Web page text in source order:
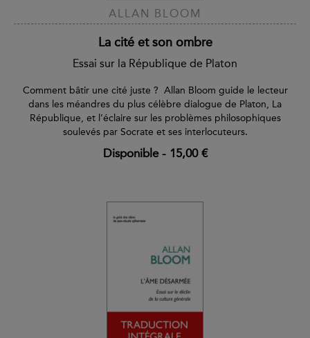
ALLAN BLOOM
La cité et son ombre
Essai sur la République de Platon
Comment bâtir une cité juste ? Allan Bloom guide le lecteur
dans les méandres du plus célèbre dialogue de Platon, La
République, et l’éclaire sur les problèmes philosophiques
soulevés par Socrate et ses interlocuteurs.
Disponible- 15,00 €